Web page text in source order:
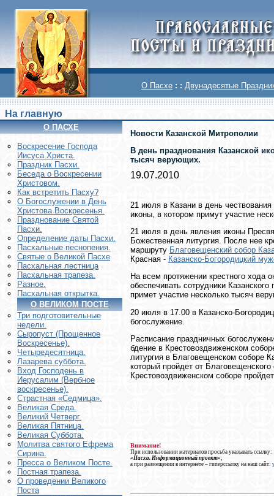
О Пасхе : : Двунадесятые
На главную
О ПАСХЕ
Воскреcение Господа
Иисуса Христа.
Праздник Пасхи.
Беседа о Воскресении
Христовом.
Как встретить Пасху?
О Богослужении в День
Христова Воскресенья.
Празднование Святой
Пасхи.
Определение даты Пасхи.
Пасхальные песнопения.
Святые о Великой Пасхе
Пасхальная лестница
Пасхальная трапеза.
Разное.
Пасхальная открытка.
О ВЕЛИКОМ ПОСТЕ
Три подготовительные
недели.
Сыропуст (Прощенное
Воскресенье).
Четыредесятница.
Лазарева суббота.
Вход Господень в
Иерусалим (Вербное
воскресенье).
Страстная «Седмица».
Великая Среда.
Великий Четверг.
Великая Пятница.
Великая Суббота.
Молитва святого Ефрема
Сирина.
Пресса о Великом Посте.
Постная трапеза.
О проведении Великого
Поста
Новости Казанской Митрополии
В день празднования Казанской
тысяч верующих.
19.07.2010
21 июля в Казани в день чествования
иконы, в котором примут участие
21 июля в день явления иконы
Божественная литургия. После нее
маршруту Благовещенский собор
Красная - Казанско-Богородицкий
На всем протяжении крестного хода
обеспечивать сотрудники
примет участие несколько тысяч
20 июля в 17.00 в Казанско-
богослужение.
Расписание праздничных
бдение в Крестовоздвиженском
литургия в Благовещенском соборе
который пройдет от
Крестовоздвиженском соборе
Внимание!
При использовании материалов просьба указывать ссылку:
«Пасха. Информационный проект»
а при размещении в интернете – гиперссылку на наш сайт: